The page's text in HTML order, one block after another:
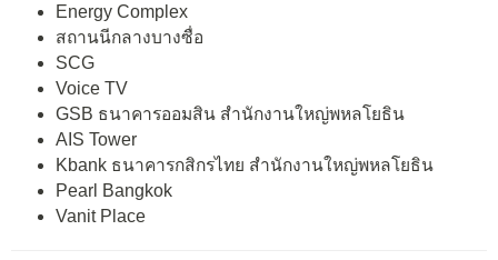
Energy Complex
สถานนีกลางบางซื่อ
SCG
Voice TV
GSB ธนาคารออมสิน สำนักงานใหญ่พหลโยธิน
AIS Tower
Kbank ธนาคารกสิกรไทย สำนักงานใหญ่พหลโยธิน
Pearl Bangkok
Vanit Place